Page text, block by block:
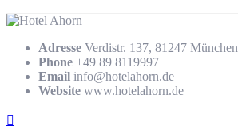
Adresse Verdistr. 137, 81247 München
Phone +49 89 8119997
Email info@hotelahorn.de
Website www.hotelahorn.de